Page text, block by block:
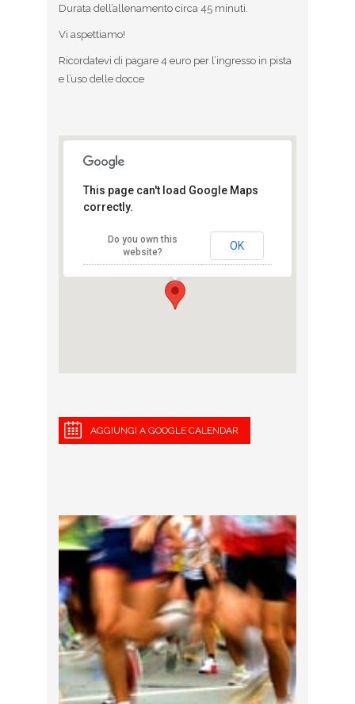
Durata dell’allenamento circa 45 minuti.
Vi aspettiamo!
Ricordatevi di pagare 4 euro per l’ingresso in pista
e l’uso delle docce
Campo XXV
Via Cimabue - Milano
View Eventi
This page can't load Google Maps
correctly.
Do you own this
website?
OK
AGGIUNGI A GOOGLE CALENDAR